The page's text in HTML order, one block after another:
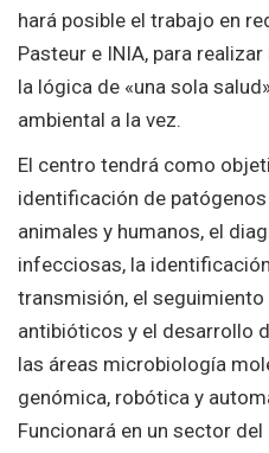
hará posible el trabajo en
Pasteur e INIA, para
la lógica de «una sola
ambiental a la vez.
El centro tendrá como
identificación de
animales y humanos, el
infecciosas, la
transmisión, el
antibióticos y el desarrollo
las áreas microbiología
genómica, robótica y
Funcionará en un sector